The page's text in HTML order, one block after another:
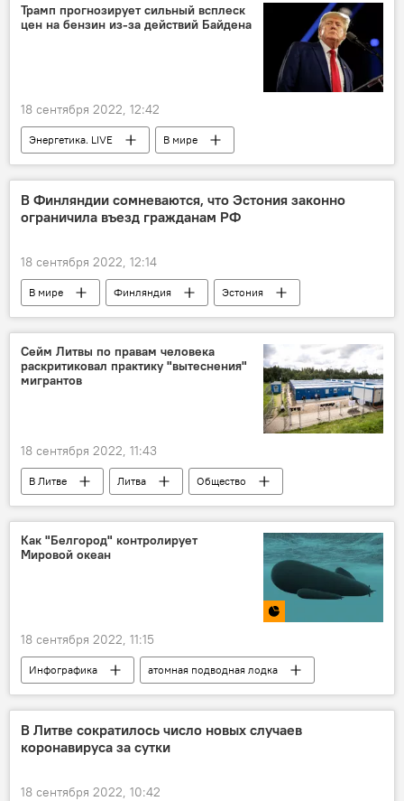
Трамп прогнозирует сильный всплеск
цен на бензин из-за действий Байдена
18 сентября 2022, 12:42
Энергетика. LIVE
В мире
энергетика
нефть
топливо
Джо Байден
В Финляндии сомневаются, что Эстония законно
ограничила въезд гражданам РФ
18 сентября 2022, 12:14
В мире Финляндия
Эстония
Россия
Визы
Сейм Литвы по правам человека
раскритиковал практику "вытеснения"
мигрантов
18 сентября 2022, 11:43
В Литве Литва
Общество
нелегалы
миграционный кризис
мигранты
Как "Белгород" контролирует
Мировой океан
18 сентября 2022, 11:15
Инфографика
атомная подводная лодка
Россия
ВМФ России
В Литве сократилось число новых случаев
коронавируса за сутки
18 сентября 2022, 10:42